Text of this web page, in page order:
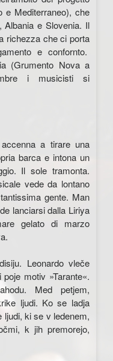
e Mediterraneo), che
Albania e Slovenia. Il
richezza che ci porta
e confornto.
(Grumento Nova a
i musicisti si
a tirare una
barca e intona un
Il sole tramonta.
vede da lontano
gente. Man
lanciarsi dalla Liriya
gelato di marzo
Leonardo vleče
motiv »Tarante«.
Med petjem,
ljudi. Ko se ladja
ljudi, ki se v ledenem,
k jih premorejo,